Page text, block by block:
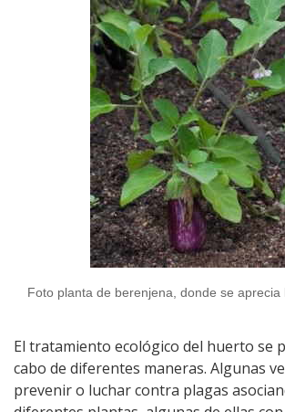
Foto planta de berenjena, donde se
El tratamiento ecológico del huerto se
cabo de diferentes maneras. Algunas
prevenir o luchar contra plagas